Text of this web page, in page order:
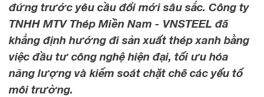
đứng trước yêu cầu đổi mới sâu sắc. Công ty
TNHH MTV Thép Miền Nam - VNSTEEL đã
khẳng định hướng đi sản xuất thép xanh bằng
việc đầu tư công nghệ hiện đại, tối ưu hóa
năng lượng và kiểm soát chặt chẽ các yếu tố
môi trường.